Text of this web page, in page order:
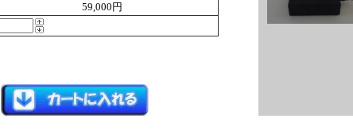
59,000円